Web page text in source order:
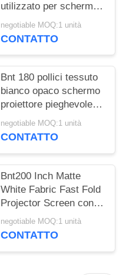
utilizzato per schermi
di proiettori rapidi da
ripiegare all'aperto:3
negotiable MOQ:1 unità
CONTATTO
Bnt 180 pollici tessuto
bianco opaco schermo
proiettore pieghevole
veloce con quadrato
alluminio metallo
negotiable MOQ:1 unità
CONTATTO
Bnt200 Inch Matte
White Fabric Fast Fold
Projector Screen con
telaio pieghevole
quadrato in alluminio
negotiable MOQ:1 unità
CONTATTO